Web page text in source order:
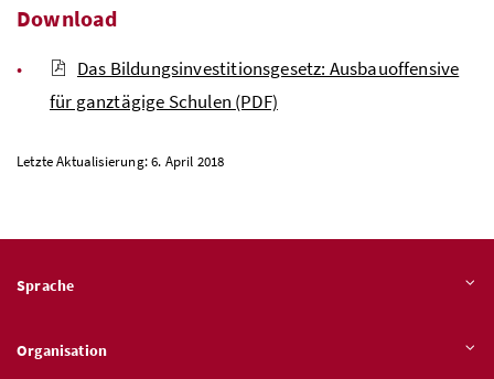
Download
Das Bildungsinvestitionsgesetz: Ausbauoffensive
für ganztägige Schulen (PDF)
Letzte Aktualisierung: 6. April 2018
Sprache
Organisation